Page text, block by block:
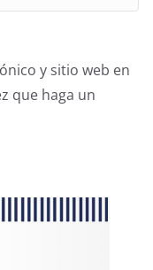
y sitio web en
que haga un